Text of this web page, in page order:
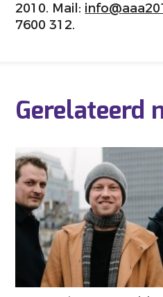
2010. Mail:
7600 312.
Gerelateerd